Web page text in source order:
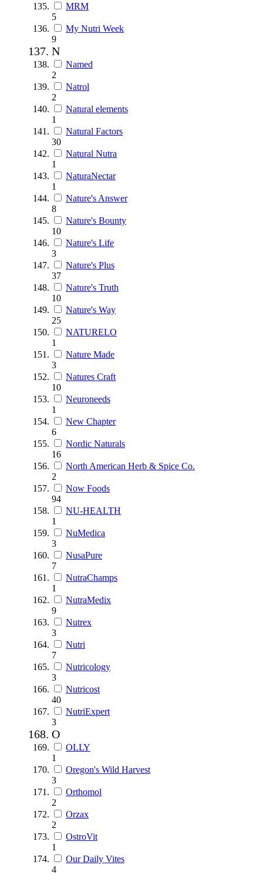
MRM
5
My Nutri Week
9
N
Named
2
Natrol
2
Natural elements
1
Natural Factors
30
Natural Nutra
1
NaturaNectar
1
Nature's Answer
8
Nature's Bounty
10
Nature's Life
3
Nature's Plus
37
Nature's Truth
10
Nature's Way
25
NATURELO
1
Nature Made
3
Natures Craft
10
Neuroneeds
1
New Chapter
6
Nordic Naturals
16
North American Herb & Spice Co.
2
Now Foods
94
NU-HEALTH
1
NuMedica
3
NusaPure
7
NutraChamps
1
NutraMedix
9
Nutrex
3
Nutri
7
Nutricology
3
Nutricost
40
NutriExpert
3
O
OLLY
1
Oregon's Wild Harvest
3
Orthomol
2
Orzax
2
OstroVit
1
Our Daily Vites
4